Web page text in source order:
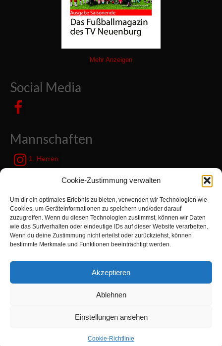
Cookie-Zustimmung verwalten
Um dir ein optimales Erlebnis zu bieten, verwenden wir Technologien wie
Cookies, um Geräteinformationen zu speichern und/oder darauf
zuzugreifen. Wenn du diesen Technologien zustimmst, können wir Daten
wie das Surfverhalten oder eindeutige IDs auf dieser Website verarbeiten.
Wenn du deine Zustimmung nicht erteilst oder zurückziehst, können
bestimmte Merkmale und Funktionen beeinträchtigt werden.
Akzeptieren
Ablehnen
Einstellungen ansehen
Cookie-Richtlinie
Mehr Anzeigen
Social Media
Mannschaften
1. Herren
JSG Zetel / Friesische Wehde
Kategorien
Kategorien
Suchen
Zur Turnabteilung TVN wechseln